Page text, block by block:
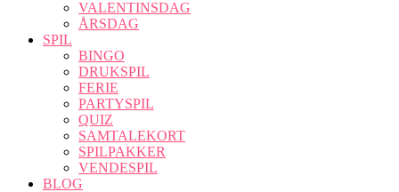
VALENTINSDAG
ÅRSDAG
SPIL
BINGO
DRUKSPIL
FERIE
PARTYSPIL
QUIZ
SAMTALEKORT
SPILPAKKER
VENDESPIL
BLOG